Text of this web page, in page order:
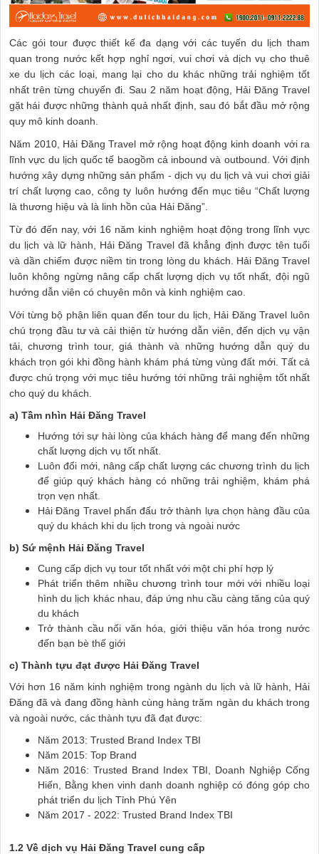
Các gói tour được thiết kế đa dạng với các tuyến du lịch tham
quan trong nước kết hợp nghỉ ngơi, vui chơi và dịch vụ cho thuê
xe du lịch các loại, mang lại cho du khác những trải nghiệm tốt
nhất trên từng chuyến đi. Sau 2 năm hoạt động, Hải Đăng Travel
gặt hái được những thành quả nhất định, sau đó bắt đầu mở rộng
quy mô kinh doanh.
Năm 2010, Hải Đăng Travel mở rộng hoạt động kinh doanh với ra
lĩnh vực du lịch quốc tế baogồm cả inbound và outbound. Với định
hướng xây dựng những sản phẩm - dịch vụ du lịch và vui chơi giải
trí chất lượng cao, công ty luôn hướng đến mục tiêu “Chất lượng
là thương hiệu và là linh hồn của Hải Đăng”.
Từ đó đến nay, với 16 năm kinh nghiệm hoạt động trong lĩnh vực
du lịch và lữ hành, Hải Đăng Travel đã khẳng định được tên tuổi
và dần chiếm được niềm tin trong lòng du khách. Hải Đăng Travel
luôn không ngừng nâng cấp chất lượng dịch vụ tốt nhất, đội ngũ
hướng dẫn viên có chuyên môn và kinh nghiệm cao.
Với từng bộ phận liên quan đến tour du lịch, Hải Đăng Travel luôn
chú trọng đầu tư và cải thiện từ hướng dẫn viên, đến dịch vụ vận
tải, chương trình tour, giá thành và những hướng dẫn quý du
khách trọn gói khi đồng hành khám phá từng vùng đất mới. Tất cả
được chú trọng với mục tiêu hướng tới những trải nghiệm tốt nhất
cho quý du khách.
a) Tầm nhìn Hải Đăng Travel
Hướng tới sự hài lòng của khách hàng để mang đến những
chất lượng dịch vụ tốt nhất.
Luôn đổi mới, nâng cấp chất lượng các chương trình du lịch
để giúp quý khách hàng có những trải nghiệm, khám phá
trọn vẹn nhất.
Hải Đăng Travel phấn đấu trở thành lựa chọn hàng đầu của
quý du khách khi du lịch trong và ngoài nước
b) Sứ mệnh Hải Đăng Travel
Cung cấp dịch vụ tour tốt nhất với một chi phí hợp lý
Phát triển thêm nhiều chương trình tour mới với nhiều loại
hình du lịch khác nhau, đáp ứng nhu cầu càng tăng của quý
du khách
Trở thành cầu nối văn hóa, giới thiệu văn hóa trong nước
đến bạn bè thế giới
c) Thành tựu đạt được Hải Đăng Travel
Với hơn 16 năm kinh nghiệm trong ngành du lịch và lữ hành, Hải
Đăng đã và đang đồng hành cùng hàng trăm ngàn du khách trong
và ngoài nước, các thành tựu đã đạt được:
Năm 2013: Trusted Brand Index TBI
Năm 2015: Top Brand
Năm 2016: Trusted Brand Index TBI, Doanh Nghiệp Cống
Hiến, Bằng khen vinh danh doanh nghiệp có đóng góp cho
phát triển du lịch Tỉnh Phú Yên
Năm 2017 - 2022: Trusted Brand Index TBI
1.2 Về dịch vụ Hải Đăng Travel cung cấp